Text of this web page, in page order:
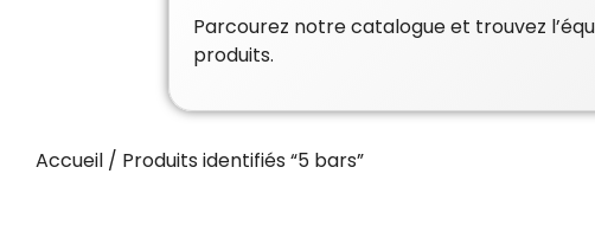
Parcourez notre catalogue et trouvez
produits.
Accueil / Produits identifiés “5 bars”